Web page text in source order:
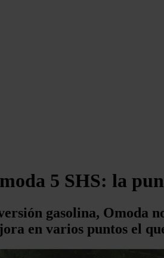
5 SHS: la
gasolina, Omoda
en varios puntos el